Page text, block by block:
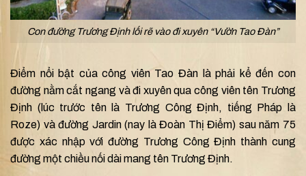
Con đường Trương Định lối rẽ vào đi xuyên “Vườn Tao Đàn”
Điểm nổi bật của công viên Tao Đàn là phải kể đến con
đường nằm cắt ngang và đi xuyên qua công viên tên Trương
Định (lúc trước tên là Trương Công Định, tiếng Pháp là
Roze) và đường Jardin (nay là Đoàn Thị Điểm) sau năm 75
được xác nhập với đường Trương Công Định thành cung
đường một chiều nối dài mang tên Trương Định.